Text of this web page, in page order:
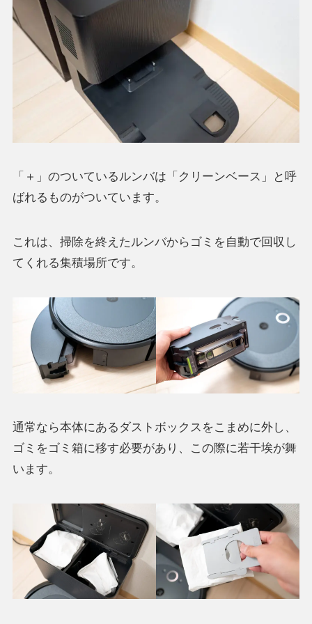
「＋」のついているルンバは「クリーンベース」と呼
ばれるものがついています。
これは、掃除を終えたルンバからゴミを自動で回収し
てくれる集積場所です。
通常なら本体にあるダストボックスをこまめに外し、
ゴミをゴミ箱に移す必要があり、この際に若干埃が舞
います。